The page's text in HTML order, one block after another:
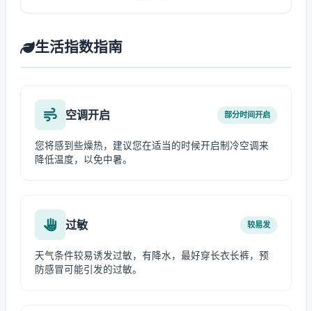
生活指数指南
空调开启 部分时间开启
您将感到些燥热，建议您在适当的时候开启制冷空调来
降低温度，以免中暑。
过敏 较易发
天气条件较易诱发过敏，有降水，最好穿长衣长裤，预
防感冒可能引发的过敏。